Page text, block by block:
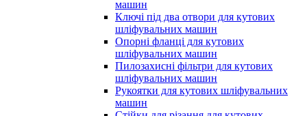
машин
Ключі під два отвори для кутових
шліфувальних машин
Опорні фланці для кутових
шліфувальних машин
Пилозахисні фільтри для кутових
шліфувальних машин
Рукоятки для кутових шліфувальних
машин